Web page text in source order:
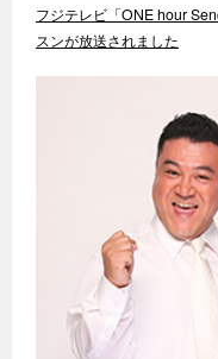
フジテレビ「ONE hour
スンが放送されました